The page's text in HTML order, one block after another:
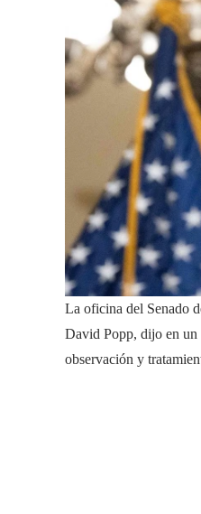
La oficina del Senado
David Popp, dijo en un
observación y